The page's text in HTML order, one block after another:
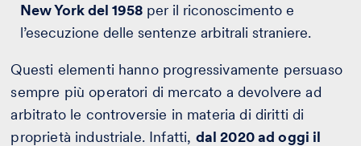
New York del 1958 per il riconoscimento e
l’esecuzione delle sentenze arbitrali straniere.
Questi elementi hanno progressivamente persuaso
sempre più operatori di mercato a devolvere ad
arbitrato le controversie in materia di diritti di
proprietà industriale. Infatti, dal 2020 ad oggi il